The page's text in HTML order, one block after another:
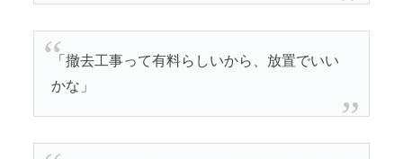
「撤去工事って有料らしいから、放置でいい
かな」